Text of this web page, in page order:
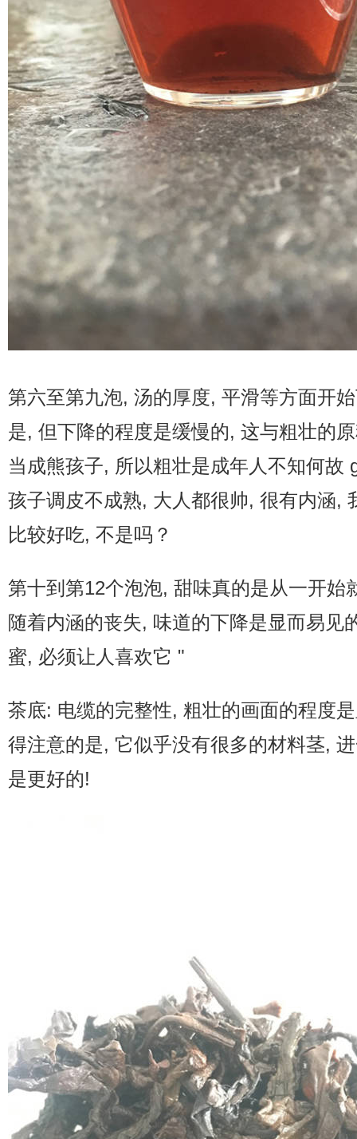
第六至第九泡, 汤的厚度, 平滑等方面开
是, 但下降的程度是缓慢的, 这与粗壮的
当成熊孩子, 所以粗壮是成年人不知何故
孩子调皮不成熟, 大人都很帅, 很有内涵,
比较好吃, 不是吗？
第十到第12个泡泡, 甜味真的是从一开始
随着内涵的丧失, 味道的下降是显而易见
蜜, 必须让人喜欢它 "
茶底: 电缆的完整性, 粗壮的画面的程度
得注意的是, 它似乎没有很多的材料茎,
是更好的!